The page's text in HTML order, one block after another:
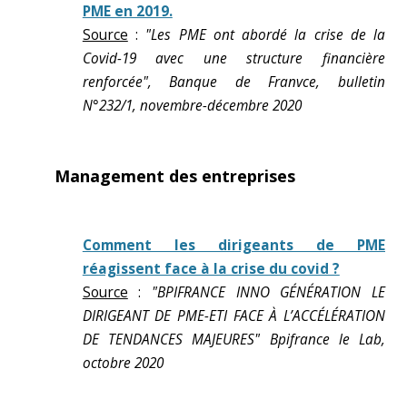
PME en 2019.
Source : "Les PME ont abordé la crise de la
Covid-19 avec une structure financière
renforcée", Banque de Franvce, bulletin
N°232/1, novembre-décembre 2020
Management des entreprises
Comment les dirigeants de PME
réagissent face à la crise du covid ?
Source : "BPIFRANCE INNO GÉNÉRATION LE
DIRIGEANT DE PME-ETI FACE À L’ACCÉLÉRATION
DE TENDANCES MAJEURES" Bpifrance le Lab,
octobre 2020